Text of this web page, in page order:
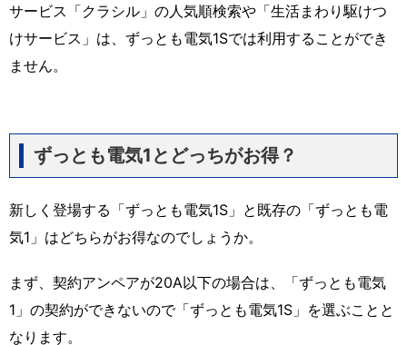
サービス「クラシル」の人気順検索や「生活まわり駆けつ
けサービス」は、ずっとも電気1Sでは利用することができ
ません。
ずっとも電気1とどっちがお得？
新しく登場する「ずっとも電気1S」と既存の「ずっとも電
気1」はどちらがお得なのでしょうか。
まず、契約アンペアが20A以下の場合は、「ずっとも電気
1」の契約ができないので「ずっとも電気1S」を選ぶことと
なります。